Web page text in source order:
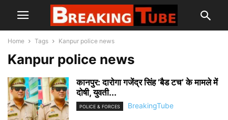
Home Tags Kanpur police news
Kanpur police news
कानपुर: दारोगा गजेंद्र सिंह ‘बैड टच’ के मामले में
दोषी, युवती...
POLICE & FORCES BreakingTube